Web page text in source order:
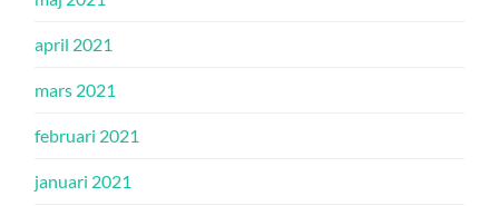
april 2021
mars 2021
februari 2021
januari 2021